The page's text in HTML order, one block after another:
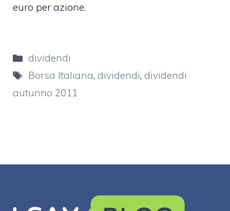
euro per azione.
Categorie
dividendi
Tag
Borsa Italiana, dividendi, dividendi
autunno 2011